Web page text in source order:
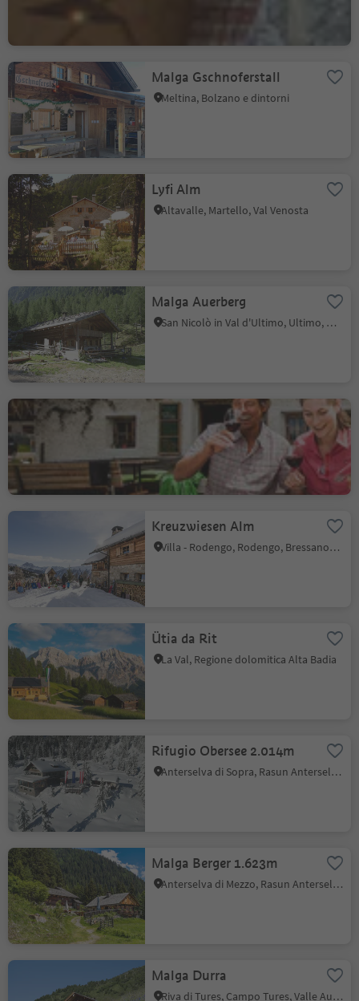
Malga Gschnoferstall
Meltina, Bolzano e dintorni
Lyfi Alm
Altavalle, Martello, Val Venosta
Malga Auerberg
San Nicolò in Val d'Ultimo, Ultimo, Merano e dintorni
Jägerhütte malga
Casere, Predoi, Valle Aurina
Kreuzwiesen Alm
Villa - Rodengo, Rodengo, Bressanone e dintorni
Ütia da Rit
La Val, Regione dolomitica Alta Badia
Rifugio Obersee 2.014m
Anterselva di Sopra, Rasun Anterselva, Regione dolomitica Plan de Corones
Malga Berger 1.623m
Anterselva di Mezzo, Rasun Anterselva, Regione dolomitica Plan de Corones
Malga Durra
Riva di Tures, Campo Tures, Valle Aurina